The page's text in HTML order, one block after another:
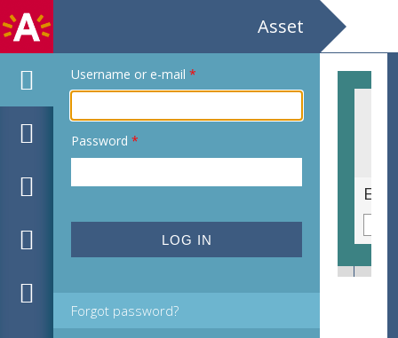
Asset
Username or e-mail *
Password *
Forgot password?
Ex libris voor Hector Bruggeman door Gerard Schelpe